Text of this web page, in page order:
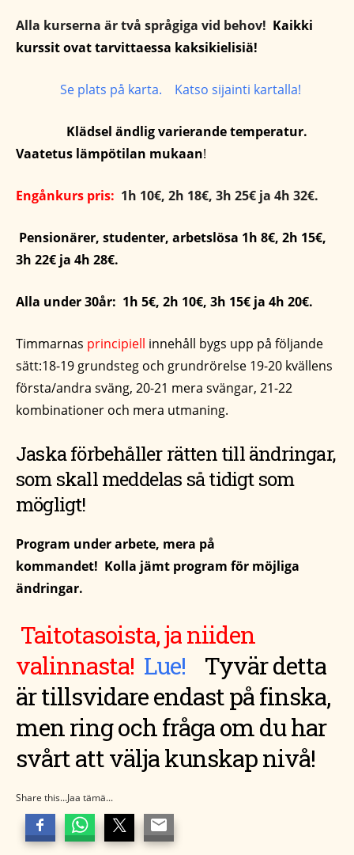
Alla kurserna är två språgiga vid behov! Kaikki
kurssit ovat tarvittaessa kaksikielisiä!
Se plats på karta. Katso sijainti kartalla!
Klädsel ändligvarierandetemperatur.
Vaatetus lämpötilan mukaan!
Engånkurs pris: 1h 10€, 2h 18€, 3h 25€ ja 4h 32€.
Pensionärer, studenter, arbetslösa 1h 8€, 2h 15€,
3h 22€ ja 4h 28€.
Alla under 30år: 1h 5€, 2h 10€, 3h 15€ ja 4h 20€.
Timmarnas principiell innehåll bygs upp på följande
sätt:18-19 grundsteg och grundrörelse 19-20 kvällens
första/andra sväng, 20-21 mera svängar, 21-22
kombinationer och mera utmaning.
Jaska förbehåller rätten till ändringar,
som skall meddelas så tidigt som
mögligt!
Program under arbete, mera på
kommandet! Kolla jämt program för möjliga
ändringar.
Taitotasoista, ja niiden
valinnasta! Lue! Tyvär detta
är tillsvidare endast på finska,
men ring och fråga om du har
svårt att välja kunskap nivå!
Share this...Jaa tämä...